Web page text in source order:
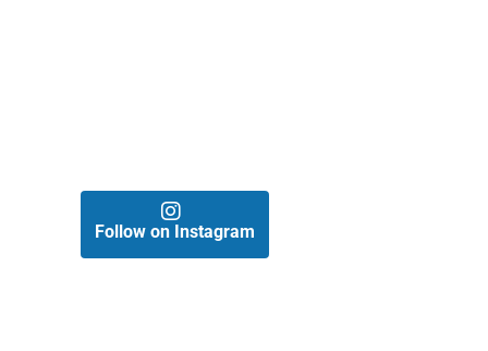
Follow on Instagram